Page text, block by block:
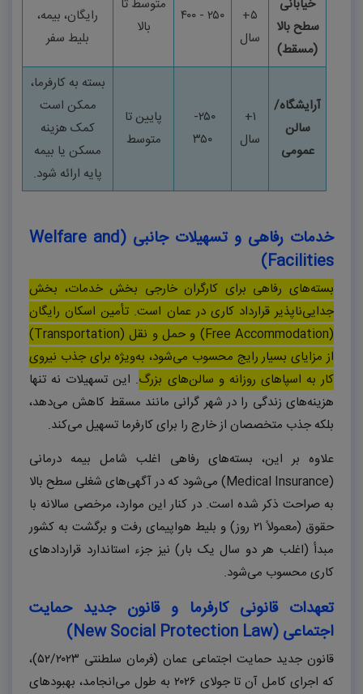
خیابانی
سطح بالا
(مسقط)
۵+
سال
۲۵۰ - ۴۰۰
متوسط تا
بالا
رایگان، بیمه،
بلیط سفر
آرایشگاه/
سالن
عمومی
۱+
سال
۲۵۰-
۳۵۰
پایین تا
متوسط
بسته به کارفرما،
ممکن است
کمک هزینه
مسکن یا بیمه
پایه ارائه شود.
خدمات رفاهی و تسهیلات جانبی (Welfare and
Facilities
)
بسته‌های رفاهی برای کارگران خارجی بخش خدمات، بخش
جدایی‌ناپذیر قرارداد کاری در عمان است. تأمین اسکان رایگان
(
Free Accommodation) و حمل و نقل (Transportation
)
از مزایای بسیار رایج محسوب می‌شود، به‌ویژه برای جذب نیروی
کار به اسپاهای روزانه و سالن‌های بزرگ. این تسهیلات نه تنها
هزینه‌های زندگی را در شهر گرانی مانند مسقط کاهش می‌دهد،
بلکه جذب متخصصان از خارج را برای کارفرما تسهیل می‌کند.
علاوه بر این، بسته‌های رفاهی اغلب شامل بیمه درمانی
(
Medical Insurance) می‌شود که در آگهی‌های شغلی سطح بالا
به صراحت ذکر شده است. در کنار این موارد، مرخصی سالانه با
حقوق (معمولاً ۲۱ روز) و بلیط هواپیمای رفت و برگشت به کشور
مبدأ (اغلب هر دو سال یک بار) نیز جزء استاندارد قراردادهای
کاری محسوب می‌شود.
تعهدات قانونی کارفرما و قانون جدید حمایت
اجتماعی (New Social Protection Law
)
قانون جدید حمایت اجتماعی عمان (فرمان سلطنتی ۵۲/۲۰۲۳)،
که اجرای کامل آن تا جولای ۲۰۲۶ به طول می‌انجامد، بهبودهای